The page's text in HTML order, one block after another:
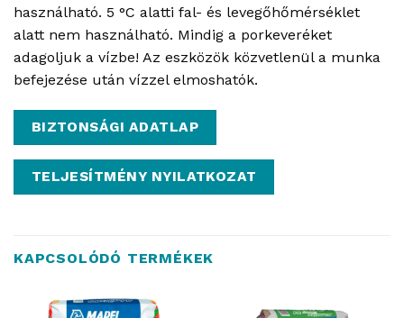
használható. 5 °C alatti fal- és levegőhőmérséklet
alatt nem használható. Mindig a porkeveréket
adagoljuk a vízbe! Az eszközök közvetlenül a munka
befejezése után vízzel elmoshatók.
BIZTONSÁGI ADATLAP
TELJESÍTMÉNY NYILATKOZAT
KAPCSOLÓDÓ TERMÉKEK